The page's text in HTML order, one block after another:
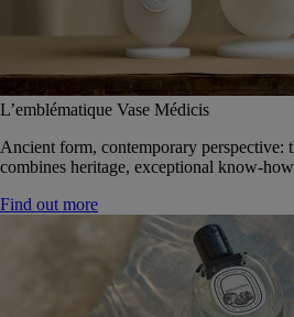
L’emblématique Vase Médicis
Ancient form, contemporary perspective:
combines heritage, exceptional know-
Find out more